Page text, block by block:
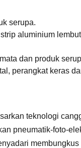
serupa.
aluminium
dan produk
perangkat keras
teknologi
pneumatik-foto-